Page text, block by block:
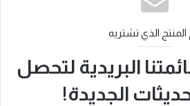
الذي تشتريه
البريدية لتحصل
الجديدة!